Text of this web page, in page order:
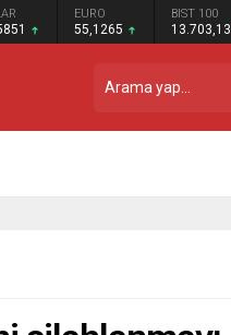
EURO
55,1265
BIST 100
13.703,13